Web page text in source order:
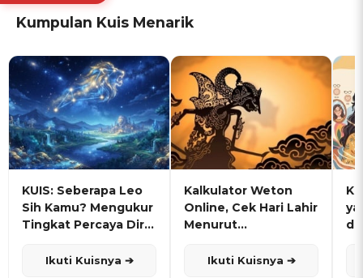
Kumpulan Kuis Menarik
KUIS: Seberapa Leo
Sih Kamu? Mengukur
Tingkat Percaya Diri
Ikuti Kuisnya ➔
Kalkulator Weton
Online, Cek Hari Lahir
Menurut
Ikuti Kuisnya ➔